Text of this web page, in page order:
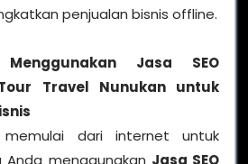
penjualan bisnis offline.
Jasa SEO
Travel Nunukan untuk
memulai dari internet untuk
Anda menggunakan Jasa SEO